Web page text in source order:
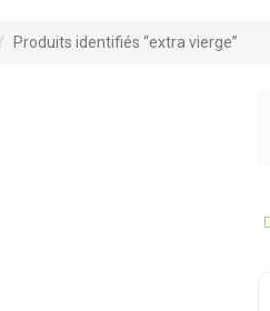
Produits identifiés “extra vierge”